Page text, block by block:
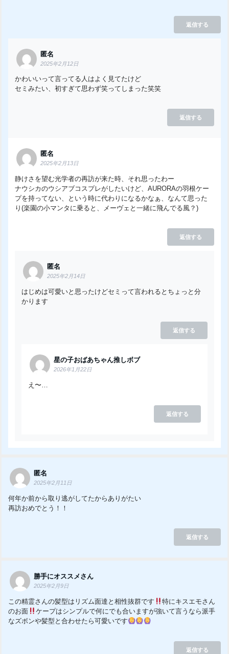
返信する
匿名
2025年2月12日
かわいいって言ってる人はよく見てたけど
セミみたい、初すぎて思わず笑ってしまった笑笑
返信する
匿名
2025年2月13日
静けさを望む光学者の再訪が来た時、それ思ったわー
ナウシカのウシアブコスプレがしたいけど、AURORAの羽根ケー
プを持ってない、という時に代わりになるかなぁ、なんて思った
り(楽園の小マンタに乗ると、メーヴェと一緒に飛んでる風？)
返信する
匿名
2025年2月14日
はじめは可愛いと思ったけどセミって言われるとちょっと分
かります
返信する
星の子おばあちゃん推しボブ
2026年1月22日
え〜…
返信する
匿名
2025年2月11日
何年か前から取り逃がしてたからありがたい
再訪おめでとう！！
返信する
勝手にオススメさん
2025年2月9日
この精霊さんの髪型はリズム面達と相性抜群です
特にキスエモさん
のお面
ケープはシンプルで何にでも合いますが強いて言うなら派手
なズボンや髪型と合わせたら可愛いです
返信する